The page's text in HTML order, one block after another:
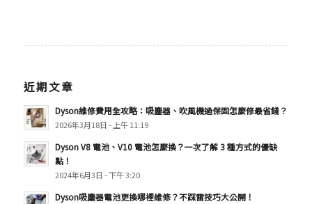
近期文章
Dyson維修費用全攻略：吸塵器、吹風機過保固怎麼修最省錢？
2026年3月18日 - 上午 11:19
Dyson V8 電池、V10 電池怎麼換？一次了解 3 種方式的優缺
點！
2024年6月3日 - 下午 3:20
Dyson吸塵器電池更換哪裡維修？不踩雷技巧大公開！